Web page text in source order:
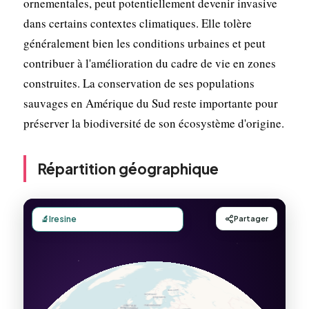
dans certains contextes climatiques. Elle tolère
généralement bien les conditions urbaines et peut
contribuer à l'amélioration du cadre de vie en zones
construites. La conservation de ses populations
sauvages en Amérique du Sud reste importante pour
préserver la biodiversité de son écosystème d'origine.
Répartition géographique